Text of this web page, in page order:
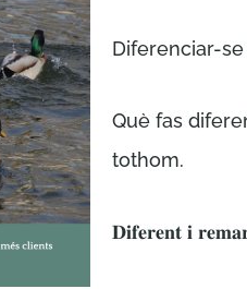
Diferenciar-
Què fas
tothom.
𝐃𝐢𝐟𝐞𝐫𝐞𝐧𝐭 𝐢